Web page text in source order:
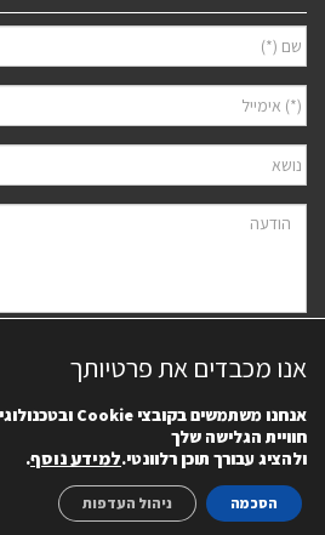
הפרטיותשל האתר. ידוע לי שאוכל לבטל את
אנו מכבדים את פרטיותך
אנחנו משתמשים בקובציCookie
חוויית הגלישה שלך
ולהציג עבורך תוכן רלוונטי.למידע נוסף.
הסכמה ניהול העדפות